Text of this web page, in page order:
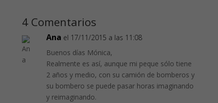
4 Comentarios
Ana el 17/11/2015 a las 11:08
Buenos días Mónica,
Realmente es así, aunque mi peque sólo tiene
2 años y medio, con su camión de bomberos y
su bombero se puede pasar horas imaginando
y reimaginando.